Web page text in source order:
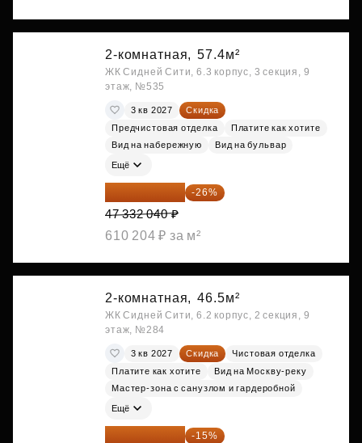
2-комнатная, 57.4м²
ЖК Сидней Сити, 6.3 корпус, 3 секция, 9
этаж, №535
3 кв 2027
Скидка
Предчистовая отделка
Платите как хотите
Вид на набережную
Вид на бульвар
Ещё
35 025 710 ₽ -26%
47 332 040 ₽
610 204 ₽ за м²
2-комнатная, 46.5м²
ЖК Сидней Сити, 6.2 корпус, 2 секция, 9
этаж, №284
3 кв 2027 Скидка
Чистовая отделка
Платите как хотите
Вид на Москву-реку
Мастер-зона с санузлом и гардеробной
Ещё
36 366 953 ₽ -15%